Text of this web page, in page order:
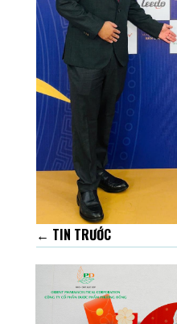
← TIN TRƯỚC